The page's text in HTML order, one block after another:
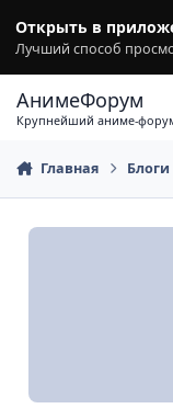
Открыть в
Лучший способ
АнимеФорум
Крупнейший аниме-
Главная Блоги